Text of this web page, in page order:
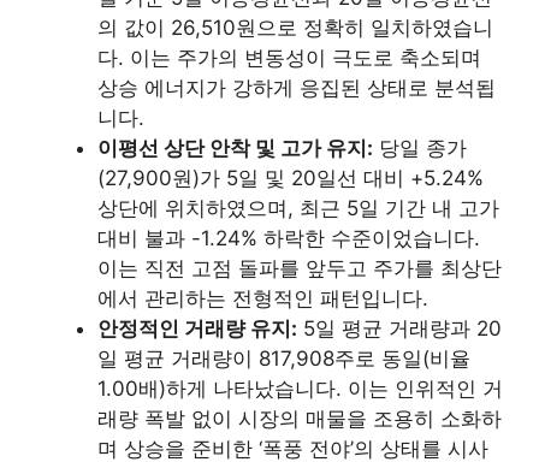
의 값이 26,510원으로 정확히 일치하였습니
다. 이는 주가의 변동성이 극도로 축소되며
상승 에너지가 강하게 응집된 상태로 분석됩
니다.
이평선 상단 안착 및 고가 유지: 당일 종가
(27,900원)가 5일 및 20일선 대비 +5.24%
상단에 위치하였으며, 최근 5일 기간 내 고가
대비 불과 -1.24% 하락한 수준이었습니다.
이는 직전 고점 돌파를 앞두고 주가를 최상단
에서 관리하는 전형적인 패턴입니다.
안정적인 거래량 유지: 5일 평균 거래량과 20
일 평균 거래량이 817,908주로 동일(비율
1.00배)하게 나타났습니다. 이는 인위적인 거
래량 폭발 없이 시장의 매물을 조용히 소화하
며 상승을 준비한 ‘폭풍 전야’의 상태를 시사